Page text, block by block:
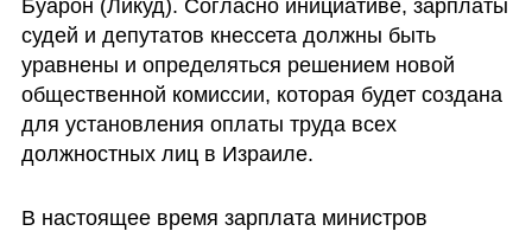
Буарон (Ликуд). Согласно инициативе, зарплаты
судей и депутатов кнессета должны быть
уравнены и определяться решением новой
общественной комиссии, которая будет создана
для установления оплаты труда всех
должностных лиц в Израиле.
В настоящее время зарплата министров